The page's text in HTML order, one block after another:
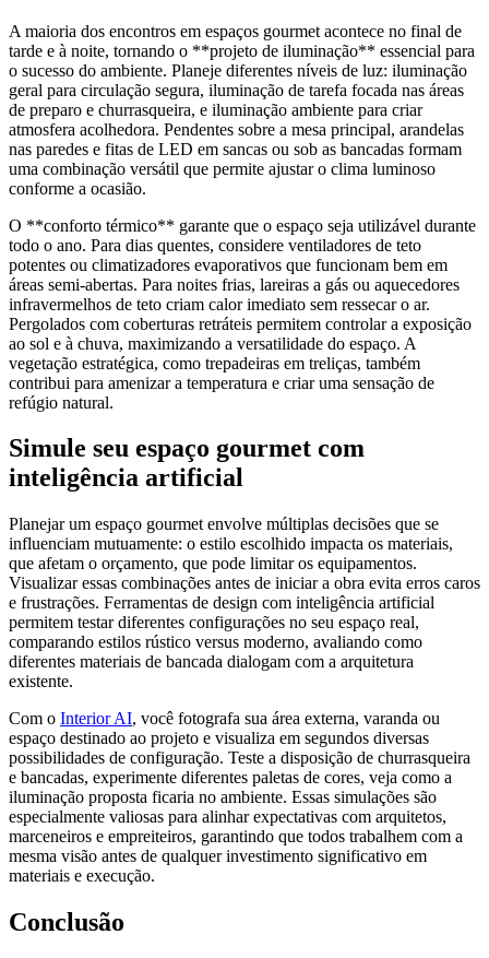
A maioria dos encontros em espaços gourmet acontece no final de
tarde e à noite, tornando o **projeto de iluminação** essencial para
o sucesso do ambiente. Planeje diferentes níveis de luz: iluminação
geral para circulação segura, iluminação de tarefa focada nas áreas
de preparo e churrasqueira, e iluminação ambiente para criar
atmosfera acolhedora. Pendentes sobre a mesa principal, arandelas
nas paredes e fitas de LED em sancas ou sob as bancadas formam
uma combinação versátil que permite ajustar o clima luminoso
conforme a ocasião.
O **conforto térmico** garante que o espaço seja utilizável durante
todo o ano. Para dias quentes, considere ventiladores de teto
potentes ou climatizadores evaporativos que funcionam bem em
áreas semi-abertas. Para noites frias, lareiras a gás ou aquecedores
infravermelhos de teto criam calor imediato sem ressecar o ar.
Pergolados com coberturas retráteis permitem controlar a exposição
ao sol e à chuva, maximizando a versatilidade do espaço. A
vegetação estratégica, como trepadeiras em treliças, também
contribui para amenizar a temperatura e criar uma sensação de
refúgio natural.
Simule seu espaço gourmet com
inteligência artificial
Planejar um espaço gourmet envolve múltiplas decisões que se
influenciam mutuamente: o estilo escolhido impacta os materiais,
que afetam o orçamento, que pode limitar os equipamentos.
Visualizar essas combinações antes de iniciar a obra evita erros caros
e frustrações. Ferramentas de design com inteligência artificial
permitem testar diferentes configurações no seu espaço real,
comparando estilos rústico versus moderno, avaliando como
diferentes materiais de bancada dialogam com a arquitetura
existente.
Com o Interior AI, você fotografa sua área externa, varanda ou
espaço destinado ao projeto e visualiza em segundos diversas
possibilidades de configuração. Teste a disposição de churrasqueira
e bancadas, experimente diferentes paletas de cores, veja como a
iluminação proposta ficaria no ambiente. Essas simulações são
especialmente valiosas para alinhar expectativas com arquitetos,
marceneiros e empreiteiros, garantindo que todos trabalhem com a
mesma visão antes de qualquer investimento significativo em
materiais e execução.
Conclusão